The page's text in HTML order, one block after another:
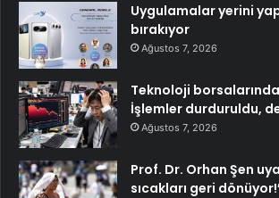
Uygulamalar yerini
bırakıyor
Ağustos 7, 2026
Teknoloji
İşlemler durduruldu,
Ağustos 7, 2026
Prof. Dr. Orhan Şen
sıcakları geri